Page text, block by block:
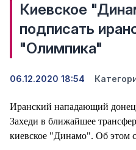
Киевское
подписать
"Олимпика"
06.12.2020 18:54
Иранский нападающий
Захеди в ближайшее
киевское "Динамо". Об этом